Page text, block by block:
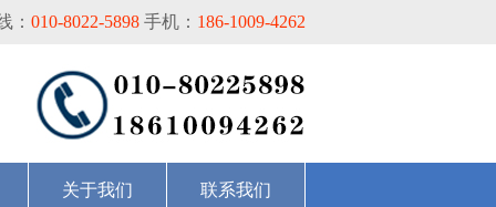
： 010-8022-5898 手机： 186-1009-4262
关于我们 联系我们